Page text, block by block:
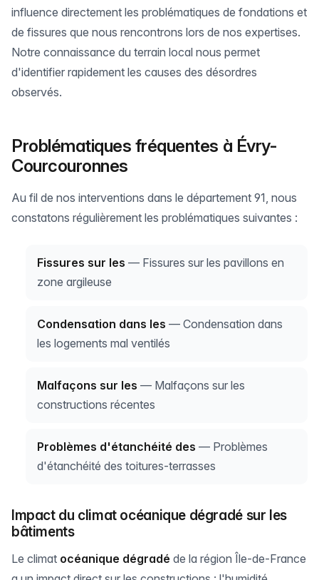
influence directement les problématiques de fondations et
de fissures que nous rencontrons lors de nos expertises.
Notre connaissance du terrain local nous permet
d'identifier rapidement les causes des désordres
observés.
Problématiques fréquentes à Évry-
Courcouronnes
Au fil de nos interventions dans le département 91, nous
constatons régulièrement les problématiques suivantes :
Fissures sur les — Fissures sur les pavillons en
zone argileuse
Condensation dans les — Condensation dans
les logements mal ventilés
Malfaçons sur les — Malfaçons sur les
constructions récentes
Problèmes d'étanchéité des — Problèmes
d'étanchéité des toitures-terrasses
Impact du climat océanique dégradé sur les
bâtiments
Le climat océanique dégradé de la région Île-de-France